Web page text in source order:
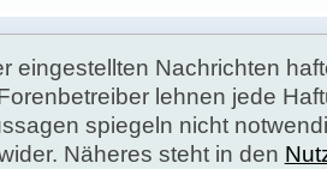
eingestellten Nachrichten
lehnen jede
spiegeln nicht
Näheres steht in den